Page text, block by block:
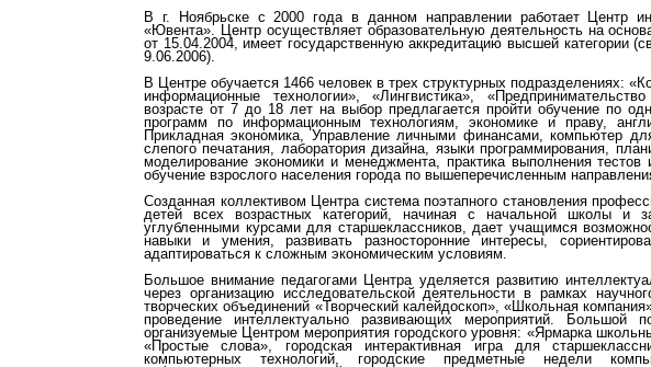
В г. Ноябрьске с 2000 года в данном направлении работает Центр
«Ювента». Центр осуществляет образовательную деятельность на
от 15.04.2004, имеет государственную аккредитацию высшей категории
9.06.2006).
В Центре обучается 1466 человек в трех структурных подразделениях:
информационные технологии», «Лингвистика»,
возрасте от 7 до 18 лет на выбор предлагается пройти обучение по
программ по информационным технологиям, экономике и праву,
Прикладная экономика, Управление личными финансами, компьютер
слепого печатания, лаборатория дизайна, языки программирования,
моделирование экономики и менеджмента, практика выполнения
обучение взрослого населения города по вышеперечисленным
Созданная коллективом Центра система поэтапного становления
детей всех возрастных категорий, начиная с начальной школы и
углубленными курсами для старшеклассников, дает учащимся
навыки и умения, развивать разносторонние интересы,
адаптироваться к сложным экономическим условиям.
Большое внимание педагогами Центра уделяется развитию
через организацию исследовательской деятельности в рамках
творческих объединений «Творческий калейдоскоп», «Школьная
проведение интеллектуально развивающих мероприятий. Большой
организуемые Центром мероприятия городского уровня: «Ярмарка
«Простые слова», городская интерактивная игра для
компьютерных технологий, городские предметные недели